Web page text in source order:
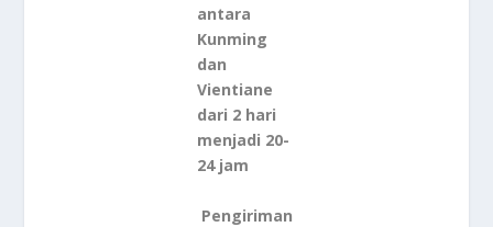
antara
Kunming
dan
Vientiane
dari 2 hari
menjadi 20-
24 jam
Pengiriman